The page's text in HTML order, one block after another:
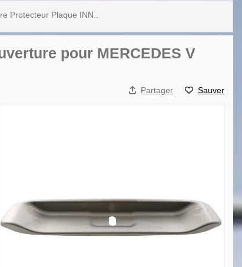
Protecteur Plaque INN..
pour MERCEDES V
Partager Sauver